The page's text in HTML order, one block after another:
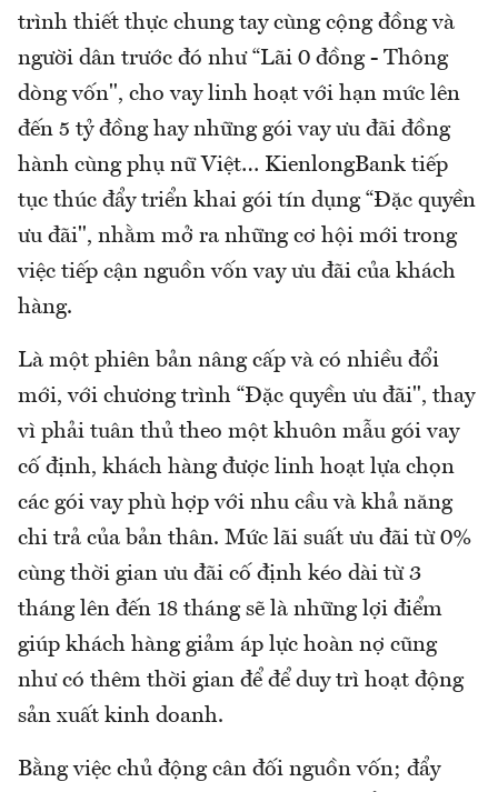
trình thiết thực chung tay cùng cộng đồng và
người dân trước đó như “Lãi 0 đồng - Thông
dòng vốn", cho vay linh hoạt với hạn mức lên
đến 5 tỷ đồng hay những gói vay ưu đãi đồng
hành cùng phụ nữ Việt… KienlongBank tiếp
tục thúc đẩy triển khai gói tín dụng “Đặc quyền
ưu đãi", nhằm mở ra những cơ hội mới trong
việc tiếp cận nguồn vốn vay ưu đãi của khách
hàng.
Là một phiên bản nâng cấp và có nhiều đổi
mới, với chương trình “Đặc quyền ưu đãi", thay
vì phải tuân thủ theo một khuôn mẫu gói vay
cố định, khách hàng được linh hoạt lựa chọn
các gói vay phù hợp với nhu cầu và khả năng
chi trả của bản thân. Mức lãi suất ưu đãi từ 0%
cùng thời gian ưu đãi cố định kéo dài từ 3
tháng lên đến 18 tháng sẽ là những lợi điểm
giúp khách hàng giảm áp lực hoàn nợ cũng
như có thêm thời gian để để duy trì hoạt động
sản xuất kinh doanh.
Bằng việc chủ động cân đối nguồn vốn; đẩy